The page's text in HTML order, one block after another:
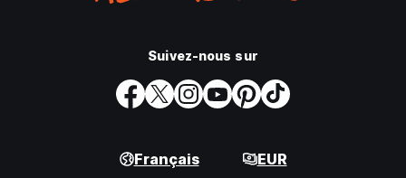
Suivez-nous sur
Français EUR